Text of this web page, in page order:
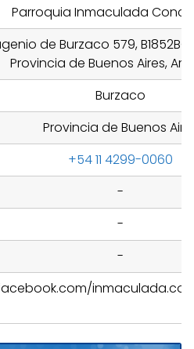
Parroquia Inmaculada
de Burzaco 579,
Provincia de Buenos Aires,
Burzaco
Provincia de Buenos
+54 11 4299-0060
-
-
-